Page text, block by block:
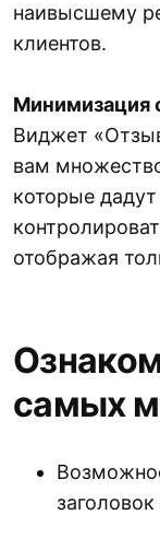
наивысшему
клиентов.
Минимизация
Виджет
вам
которые
отображая
самых